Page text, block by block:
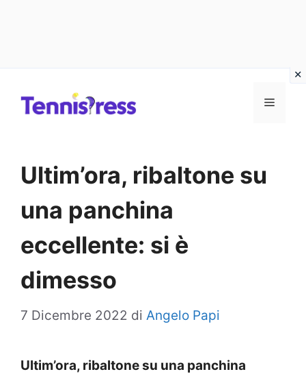
MENU
Ultim’ora, ribaltone su
una panchina
eccellente: si è
dimesso
7 Dicembre 2022 di Angelo Papi
Ultim’ora, ribaltone su una panchina